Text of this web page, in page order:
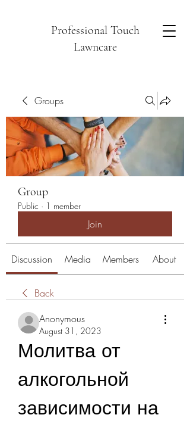
Professional Touch
Lawncare
Groups
Group
Public · 1 member
Join
Discussion Media Members About
Back
Anonymous
August 31, 2023
Молитва от
алкогольной
зависимости на